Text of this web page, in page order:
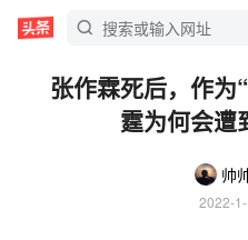
张作霖死后，作为
霆为何会遭
帅
2022-